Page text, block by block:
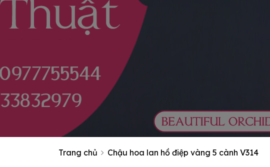
Trang chủ Chậu hoa lan hồ điệp vàng 5 cành V314